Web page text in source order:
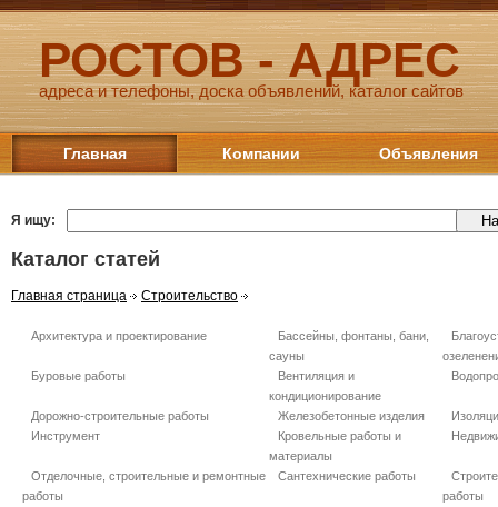
РОСТОВ - АДРЕС
адреса и телефоны, доска объявлений, каталог сайтов
Главная Компании Объявления
Я ищу:
Каталог статей
Главная страница Строительство
Архитектура и проектирование
Бассейны, фонтаны, бани,
сауны
Буровые работы
Вентиляция и
кондиционирование
Дорожно-строительные работы Железобетонные изделия
Инструмент
Кровельные работы и
материалы
Отделочные, строительные и ремонтные
работы
Сантехнические работы
работы